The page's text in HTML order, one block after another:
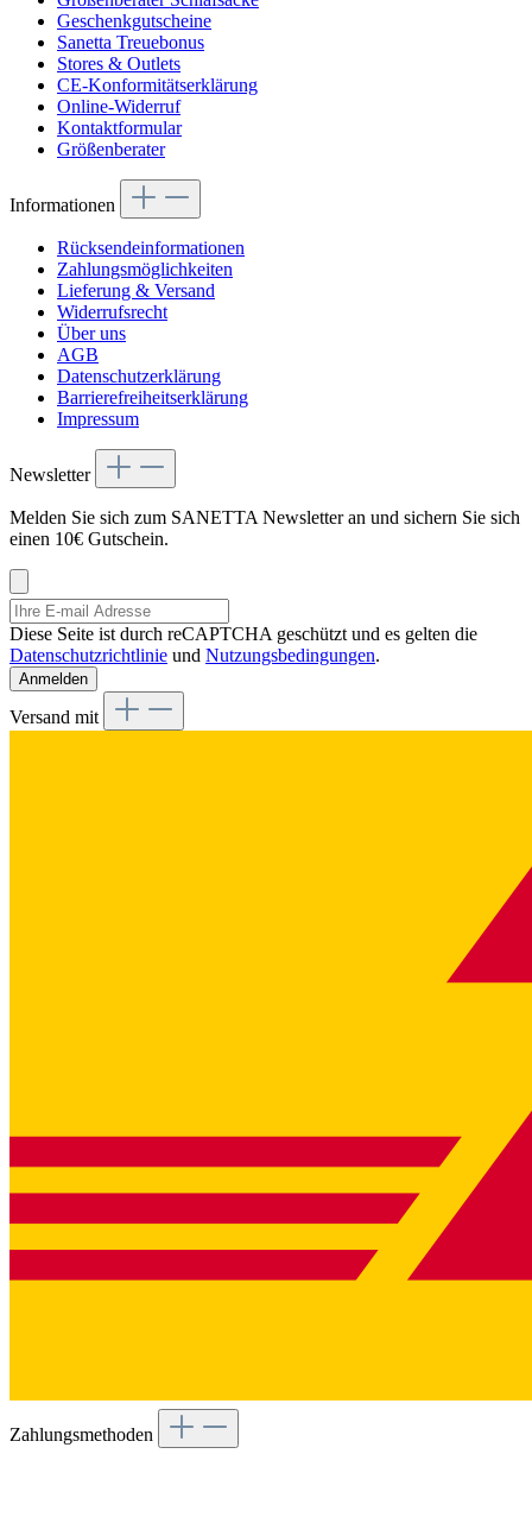
Geschenkgutscheine
Sanetta Treuebonus
Stores & Outlets
CE-Konformitätserklärung
Online-Widerruf
Kontaktformular
Größenberater
Informationen
Rücksendeinformationen
Zahlungsmöglichkeiten
Lieferung & Versand
Widerrufsrecht
Über uns
AGB
Datenschutzerklärung
Barrierefreiheitserklärung
Impressum
Newsletter
Melden Sie sich zum SANETTA Newsletter an und sichern Sie sich
einen 10€ Gutschein.
Diese Seite ist durch reCAPTCHA geschützt und es gelten die
Datenschutzrichtlinie und Nutzungsbedingungen.
Anmelden
Versand mit
Zahlungsmethoden